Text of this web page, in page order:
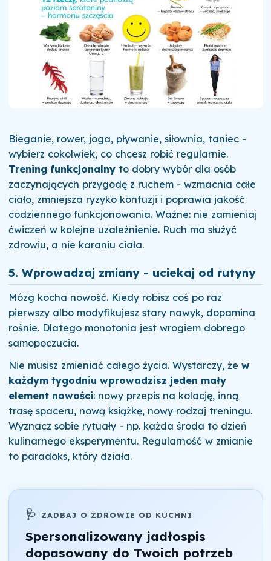
Bieganie, rower, joga, pływanie, siłownia, taniec -
wybierz cokolwiek, co chcesz robić regularnie.
Trening funkcjonalnyto dobry wybór dla osób
zaczynających przygodę z ruchem - wzmacnia całe
ciało, zmniejsza ryzyko kontuzji i poprawia jakość
codziennego funkcjonowania. Ważne: nie zamieniaj
ćwiczeń w kolejne uzależnienie. Ruch ma służyć
zdrowiu, a nie karaniu ciała.
5. Wprowadzaj zmiany - uciekaj od rutyny
Mózg kocha nowość. Kiedy robisz coś po raz
pierwszy albo modyfikujesz stary nawyk, dopamina
rośnie. Dlatego monotonia jest wrogiem dobrego
samopoczucia.
Nie musisz zmieniać całego życia. Wystarczy, że w
każdym tygodniu wprowadzisz jeden mały
element nowości: nowy przepis na kolację, inną
trasę spaceru, nową książkę, nowy rodzaj treningu.
Wyznacz sobie rytuały - np. każda środa to dzień
kulinarnego eksperymentu. Regularność w zmianie
to paradoks, który działa.
🩺 ZADBAJ O ZDROWIE OD KUCHNI
Spersonalizowany jadłospis
dopasowany do Twoich potrzeb